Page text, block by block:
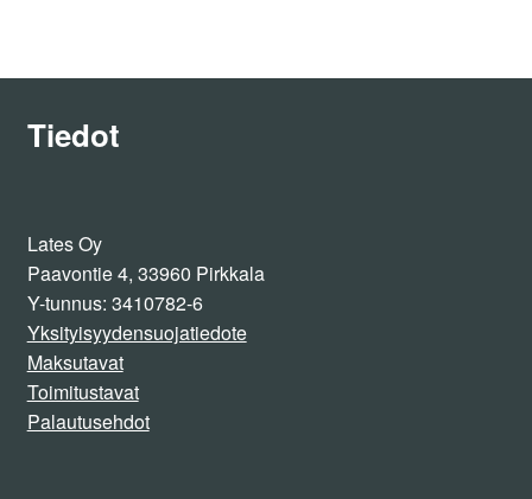
Tiedot
Lates Oy
Paavontie 4, 33960 Pirkkala
Y-tunnus: 3410782-6
Yksityisyydensuojatiedote
Maksutavat
Toimitustavat
Palautusehdot